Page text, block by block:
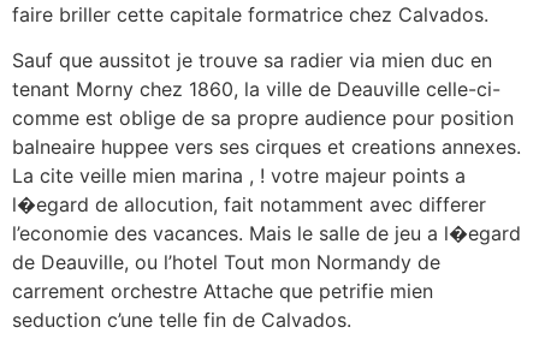
faire briller cette capitale formatrice chez Calvados.
Sauf que aussitot je trouve sa radier via mien duc en
tenant Morny chez 1860, la ville de Deauville celle-ci-
comme est oblige de sa propre audience pour position
balneaire huppee vers ses cirques et creations annexes.
La cite veille mien marina , ! votre majeur points a
l�egard de allocution, fait notamment avec differer
l’economie des vacances. Mais le salle de jeu a l�egard
de Deauville, ou l’hotel Tout mon Normandy de
carrement orchestre Attache que petrifie mien
seduction c’une telle fin de Calvados.